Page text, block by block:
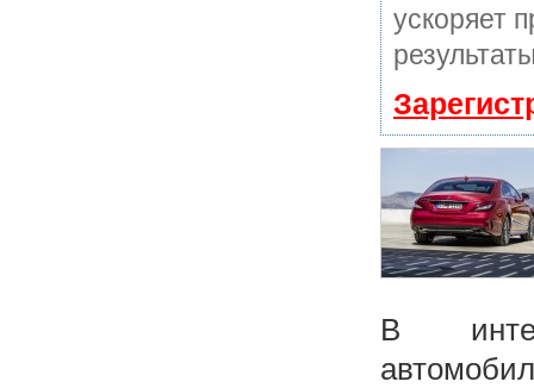
ускоряет
В